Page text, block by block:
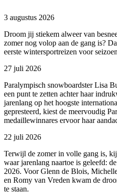
3 augustus 2026
Droom jij stiekem alweer van
zomer nog volop aan de gang is?
eerste wintersportreizen voor
27 juli 2026
Paralympisch snowboardster Lisa
een punt te zetten achter haar
jarenlang op het hoogste
gepresteerd, kiest de meervoudig
medaillewinnares ervoor haar
22 juli 2026
Terwijl de zomer in volle gang is,
waar jarenlang naartoe is geleefd:
2026. Voor Glenn de Blois,
en Romy van Vreden kwam de
te staan.